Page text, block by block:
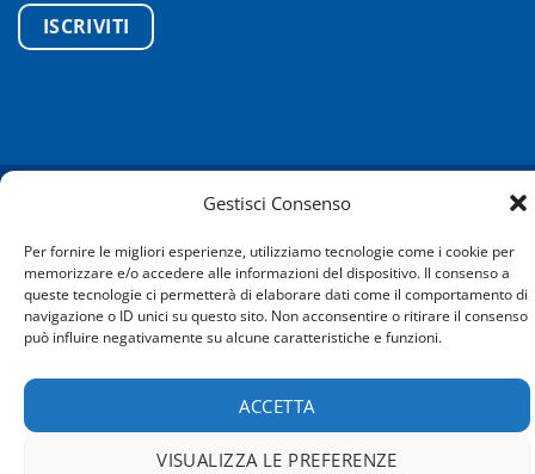
Gestisci Consenso
Per fornire le migliori esperienze, utilizziamo tecnologie come i cookie per
memorizzare e/o accedere alle informazioni del dispositivo. Il consenso a
queste tecnologie ci permetterà di elaborare dati come il comportamento di
navigazione o ID unici su questo sito. Non acconsentire o ritirare il consenso
può influire negativamente su alcune caratteristiche e funzioni.
ACCETTA
VISUALIZZA LE PREFERENZE